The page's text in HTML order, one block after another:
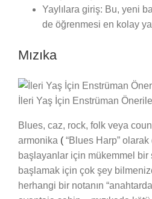
Yaylılara giriş: Bu, yeni
de öğrenmesi en kolay
Mızıka
İleri Yaş İçin Enstrüman
Blues, caz, rock, folk veya
armonika ( “Blues Harp”
başlayanlar için mükemmel bir
başlamak için çok şey
herhangi bir notanın